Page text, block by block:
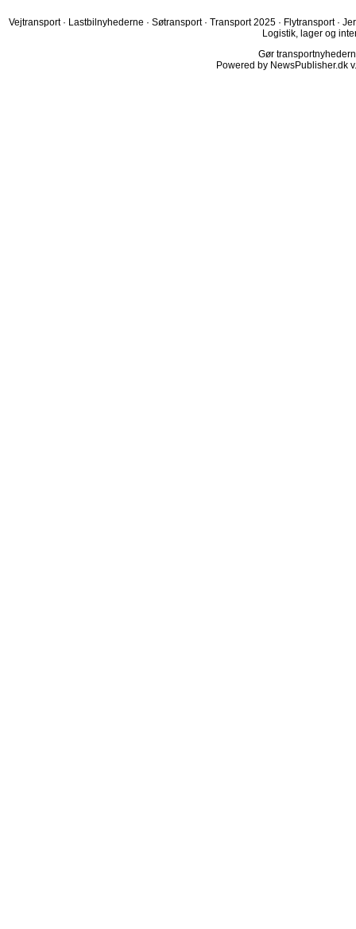
Vejtransport · Lastbilnyhederne · Søtransport · Transport 2025 · Flytransport ·
Logistik, lager og
Gør
Powered by NewsPublisher.dk